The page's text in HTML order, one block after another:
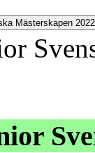
Mästerskapen 2022